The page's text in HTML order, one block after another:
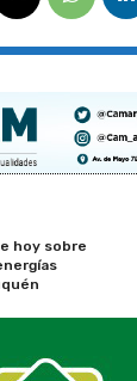
hoy sobre